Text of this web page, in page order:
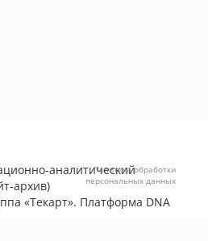
аналитический
архив)
«Текарт». Платформа DNA
Политика обработки
персональных данных